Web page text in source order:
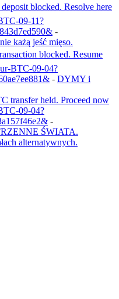
blocked. Resolve here
09-11?
-
każą jeść mięso.
blocked. Resume
BTC-09-04?
- DYMY i
transfer held. Proceed now
09-04?
-
ŚWIATA.
alternatywnych.